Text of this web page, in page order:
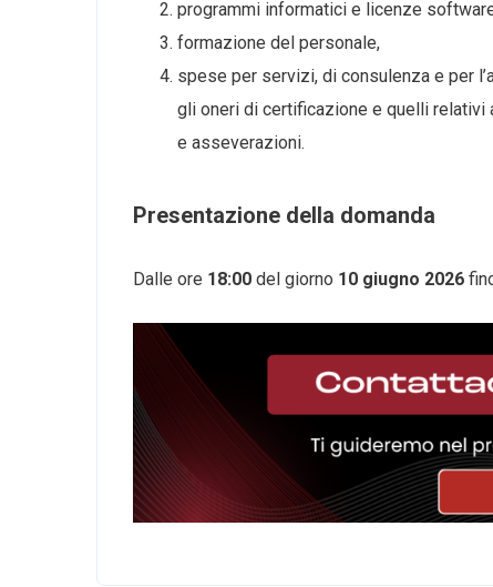
programmi informatici e licenze
formazione del personale,
spese per servizi, di consulenza e per
gli oneri di certificazione e quelli relativi
e asseverazioni.
Presentazione della domanda
Dalle ore 18:00 del giorno 10 giugno 2026